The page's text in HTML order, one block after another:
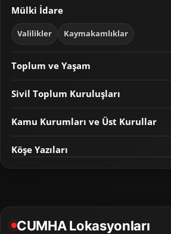
Mülki İdare
Valilikler Kaymakamlıklar
Toplum ve Yaşam
Sivil Toplum Kuruluşları
Kamu Kurumları ve Üst Kurullar
Köşe Yazıları
CUMHA Lokasyonları